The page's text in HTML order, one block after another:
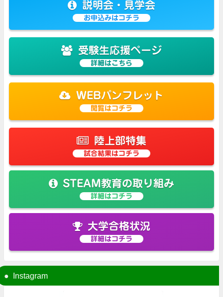
説明会・見学会
お申込みはコチラ
受験生応援ページ
詳細はこちら
WEBパンフレット
閲覧はコチラ
陸上部特集
試合結果はコチラ
STEAM教育の取り組み
詳細はコチラ
大学合格状況
詳細はコチラ
Instagram